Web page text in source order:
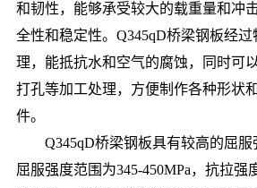
和韧性，能够承受较大的载重量和冲
全性和稳定性。Q345qD桥梁钢板经
理，能抵抗水和空气的腐蚀，同时可
打孔等加工处理，方便制作各种形状
件。
Q345qD桥梁钢板具有较高的屈服
屈服强度范围为345-450MPa，抗拉强